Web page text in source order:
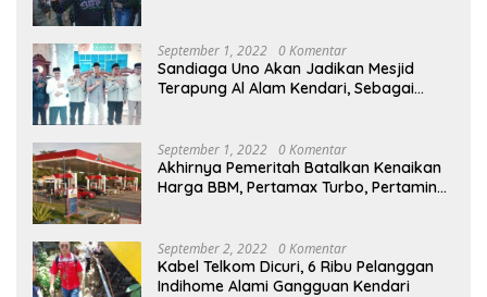
September 1, 2022 0 Komentar
Sandiaga Uno Akan Jadikan Mesjid
Terapung Al Alam Kendari, Sebagai
September 1, 2022 0 Komentar
Akhirnya Pemeritah Batalkan Kenaikan
Harga BBM, Pertamax Turbo, Pertamina
September 2, 2022 0 Komentar
Kabel Telkom Dicuri, 6 Ribu Pelanggan
Indihome Alami Gangguan Kendari